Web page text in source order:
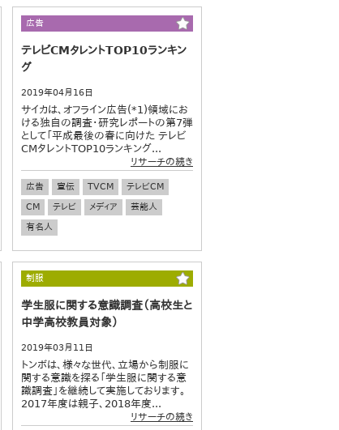
広告
テレビCMタレントTOP10ランキン
グ
2019年04月16日
サイカは、オフライン広告(*1)領域にお
ける独自の調査・研究レポートの第7弾
として「平成最後の春に向けた テレビ
CMタレントTOP10ランキング...
リサーチの続き
広告 宣伝 TVCM
テレビCM
CM
テレビ メディア
芸能人
有名人
制服
学生服に関する意識調査（高校生と
中学高校教員対象）
2019年03月11日
トンボは、様々な世代、立場から制服に
関する意識を探る「学生服に関する意
識調査」を継続して実施しております。
2017年度は親子、2018年度...
リサーチの続き